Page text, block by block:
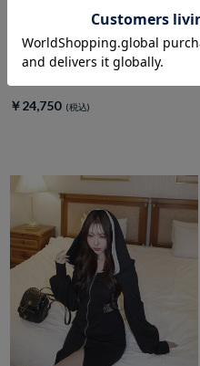
amerge.
￥24,750